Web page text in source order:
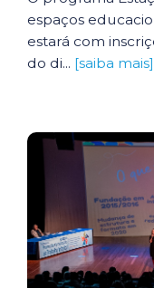
espaços
estará com
do di... [saiba mais]